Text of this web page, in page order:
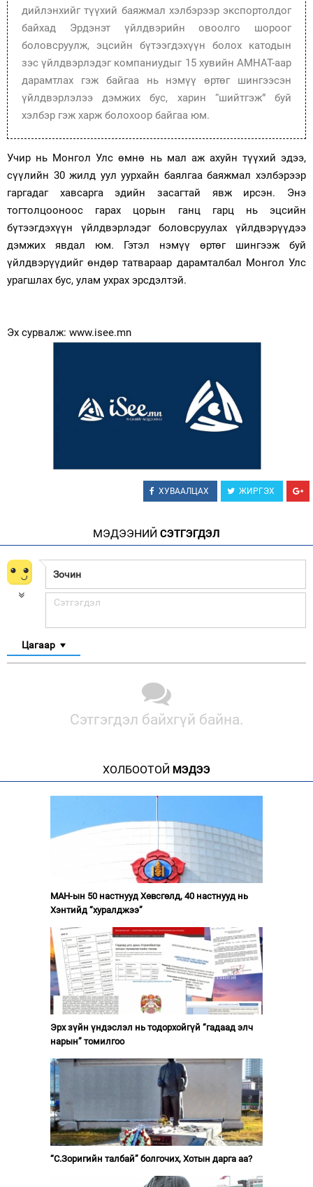
дийлэнхийг түүхий баяжмал хэлбэрээр экспортолдог
байхад Эрдэнэт үйлдвэрийн овоолго шороог
боловсруулж, эцсийн бүтээгдэхүүн болох катодын
зэс үйлдвэрлэдэг компаниудыг 15 хувийн АМНАТ-аар
дарамтлах гэж байгаа нь нэмүү өртөг шингээсэн
үйлдвэрлэлээ дэмжих бус, харин “шийтгэж” буй
хэлбэр гэж харж болохоор байгаа юм.
Учир нь Монгол Улс өмнө нь мал аж ахуйн түүхий эдээ,
сүүлийн 30 жилд уул уурхайн баялгаа баяжмал хэлбэрээр
гаргадаг хавсарга эдийн засагтай явж ирсэн. Энэ
тогтолцооноос гарах цорын ганц гарц нь эцсийн
бүтээгдэхүүн үйлдвэрлэдэг боловсруулах үйлдвэрүүдээ
дэмжих явдал юм. Гэтэл нэмүү өртөг шингээж буй
үйлдвэрүүдийг өндөр татвараар дарамталбал Монгол Улс
урагшлах бус, улам ухрах эрсдэлтэй.
Эх сурвалж: www.isee.mn
ХУВААЛЦАХ ЖИРГЭХ
МЭДЭЭНИЙ СЭТГЭГДЭЛ
Цагаар
Сэтгэгдэл байхгүй байна.
ХОЛБООТОЙ МЭДЭЭ
МАН-ын 50 настнууд Хөвсгөлд, 40 настнууд нь
Хэнтийд “хуралджээ”
Эрх зүйн үндэслэл нь тодорхойгүй “гадаад элч
нарын” томилгоо
“С.Зоригийн талбай” болгочих, Хотын дарга аа?